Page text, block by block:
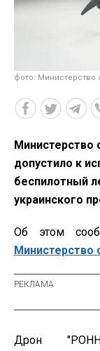
фото: Министерство
Министерство
допустило к
беспилотный
украинского
Об этом
Министерство
Дрон